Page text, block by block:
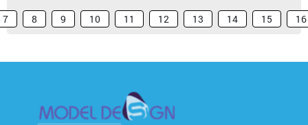
7 8 9 10 11 12 13 14 15 16